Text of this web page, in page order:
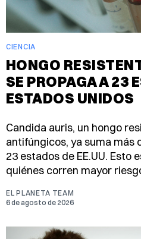
CIENCIA
HONGO
SE PROPAGA A 23
ESTADOS UNIDOS
Candida auris, un hongo
antifúngicos, ya suma más
23 estados de EE.UU. Esto
quiénes corren mayor
EL PLANETA TEAM
6 de agosto de 2026